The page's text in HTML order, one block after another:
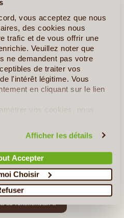
vous acceptez que nous
des cookies nous
trafic et de vous offrir une
Veuillez noter que
ne demandent pas votre
de traiter vos
l'intérêt légitime. Vous
en cliquant sur le lien
vos cookies, nous
Afficher les détails
Accepter
Choisir
des charmes de pays d’Asie
la magnificence. Les magnifiques
≻
des Civilisations
au Turkménistan»